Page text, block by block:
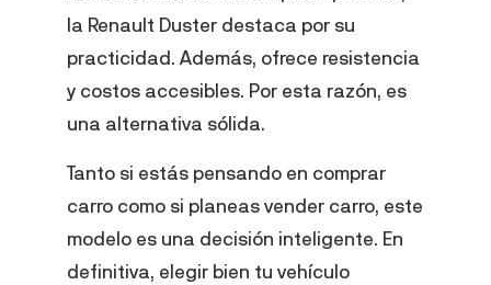
la Renault Duster destaca por su
practicidad. Además, ofrece resistencia
y costos accesibles. Por esta razón, es
una alternativa sólida.
Tanto si estás pensando en comprar
carro como si planeas vender carro, este
modelo es una decisión inteligente. En
definitiva, elegir bien tu vehículo